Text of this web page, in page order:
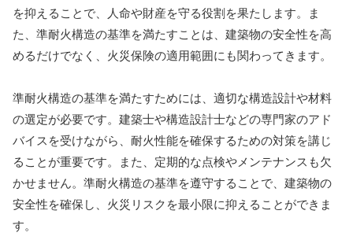
を抑えることで、人命や財産を守る役割を果たします。ま
た、準耐火構造の基準を満たすことは、建築物の安全性を高
めるだけでなく、火災保険の適用範囲にも関わってきます。
準耐火構造の基準を満たすためには、適切な構造設計や材料
の選定が必要です。建築士や構造設計士などの専門家のアド
バイスを受けながら、耐火性能を確保するための対策を講じ
ることが重要です。また、定期的な点検やメンテナンスも欠
かせません。準耐火構造の基準を遵守することで、建築物の
安全性を確保し、火災リスクを最小限に抑えることができま
す。